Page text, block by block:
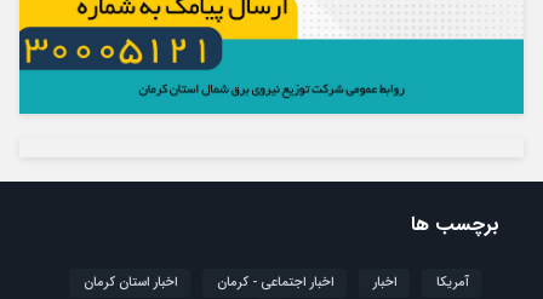
برچسب ها
آمریکا اخبار اخبار اجتماعی - کرمان
اخبار استان کرمان